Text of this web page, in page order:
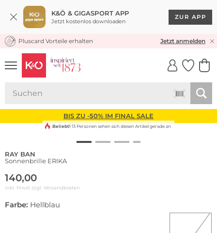
K&Ö & GIGASPORT APP
Jetzt kostenlos downloaden
ZUR APP
KOSTENLOSER VERSAND* & RÜCKVERSAND
Pluscard Vorteile erhalten Jetzt anmelden
UNSERE APP
CLICK &
BIS ZU -50% IM FINAL SALE
Beliebt! 13 Personen sehen sich diesen Artikel gerade an
RAY BAN
Sonnenbrille ERIKA
140,00
inkl. Mwst zzgl. Versandkosten
Farbe: Hellblau